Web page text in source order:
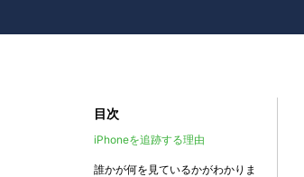
目次
iPhoneを追跡する理由
誰かが何を見ているかがわかりま